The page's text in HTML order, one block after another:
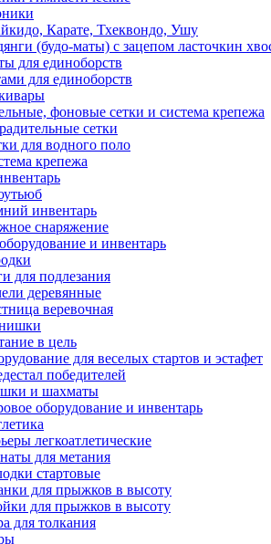
Карате, Тхеквондо, Ушу
(будо-маты) с зацепом ласточкин
для единоборств
для единоборств
фоновые сетки и система крепежа
сетки
для водного поло
крепежа
инвентарь
снаряжение
и инвентарь
для подлезания
деревянные
веревочная
в цель
для веселых стартов и эстафет
победителей
и шахматы
оборудование и инвентарь
легкоатлетические
для метания
стартовые
для прыжков в высоту
для прыжков в высоту
для толкания